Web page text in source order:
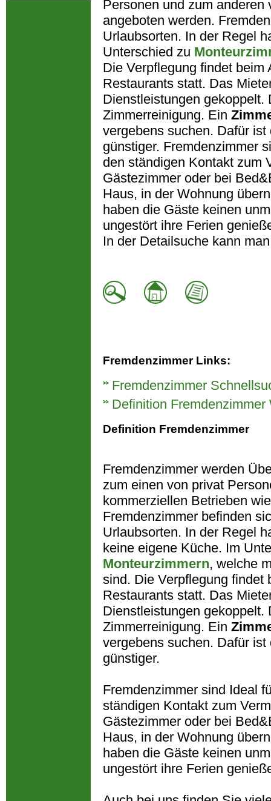
Personen und zum
angeboten werden.
Urlaubsorten. In der Regel
Unterschied zu
Die Verpflegung findet beim
Restaurants statt. Das
Dienstleistungen gekoppelt.
Zimmerreinigung. Ein
vergebens suchen. Dafür
günstiger. Fremdenzimmer
den ständigen Kontakt zum
Gästezimmer oder bei
Haus, in der Wohnung
haben die Gäste keinen
ungestört ihre Ferien
In der Detailsuche kann
Fremdenzimmer Links:
Fremdenzimmer
Definition Fremdenzimmer
Definition Fremdenzimmer
Fremdenzimmer werden
zum einen von privat
kommerziellen Betrieben
Fremdenzimmer befinden
Urlaubsorten. In der Regel
keine eigene Küche. Im
Monteurzimmern, welche
sind. Die Verpflegung findet
Restaurants statt. Das
Dienstleistungen gekoppelt.
Zimmerreinigung. Ein
vergebens suchen. Dafür
günstiger.
Fremdenzimmer sind Ideal
ständigen Kontakt zum
Gästezimmer oder bei
Haus, in der Wohnung
haben die Gäste keinen
ungestört ihre Ferien